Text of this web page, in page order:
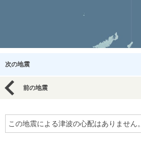
次の地震
前の地震
この地震による津波の心配はありません。